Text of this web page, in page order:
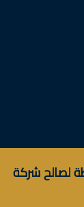
لصالح شركة